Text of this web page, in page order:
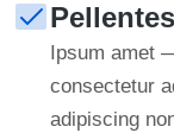
Ipsum amet
consectetur
adipiscing